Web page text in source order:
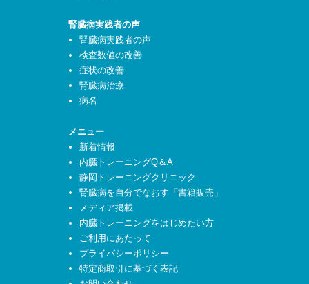
腎臓病実践者の声
腎臓病実践者の声
検査数値の改善
症状の改善
腎臓病治療
病名
メニュー
新着情報
内臓トレーニングQ＆A
静岡トレーニングクリニック
腎臓病を自分でなおす「書籍販売」
メディア掲載
内臓トレーニングをはじめたい方
ご利用にあたって
プライバシーポリシー
特定商取引に基づく表記